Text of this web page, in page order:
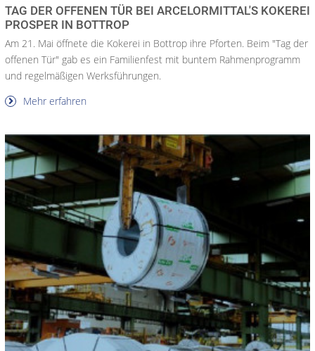
TAG DER OFFENEN TÜR BEI ARCELORMITTAL'S KOKEREI
PROSPER IN BOTTROP
Am 21. Mai öffnete die Kokerei in Bottrop ihre Pforten. Beim "Tag der
offenen Tür" gab es ein Familienfest mit buntem Rahmenprogramm
und regelmäßigen Werksführungen.
Mehr erfahren